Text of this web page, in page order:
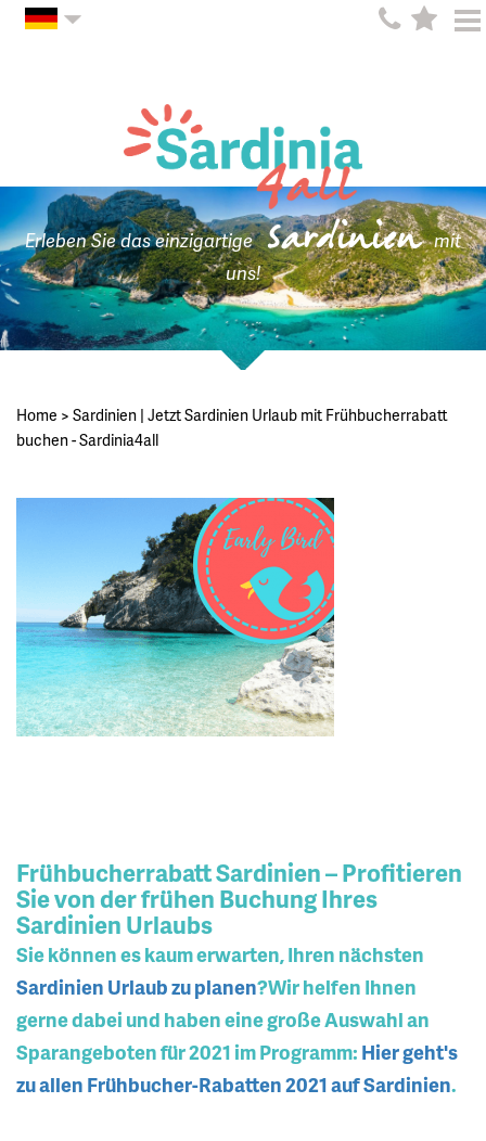
Erleben Sie das einzigartige Sardinien mit
uns!
Home > Sardinien | Jetzt Sardinien Urlaub mit Frühbucherrabatt
buchen - Sardinia4all
Frühbucherrabatt Sardinien – Profitieren
Sie von der frühen Buchung Ihres
Sardinien Urlaubs
Sie können es kaum erwarten, Ihren nächsten
Sardinien Urlaub zu planen?Wir helfen Ihnen
gerne dabei und haben eine große Auswahl an
Sparangeboten für 2021 im Programm: Hier geht's
zu allen Frühbucher-Rabatten 2021 auf Sardinien.